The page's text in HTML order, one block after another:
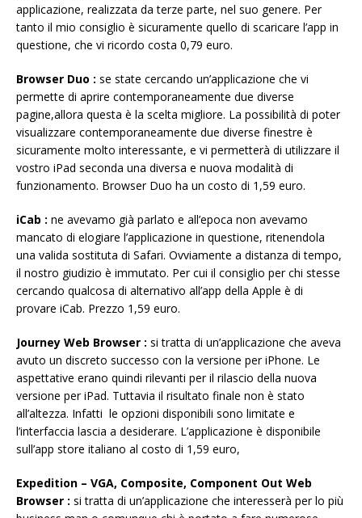
applicazione, realizzata da terze parte, nel suo genere. Per
tanto il mio consiglio è sicuramente quello di scaricare l’app in
questione, che vi ricordo costa 0,79 euro.
Browser Duo : se state cercando un’applicazione che vi
permette di aprire contemporaneamente due diverse
pagine,allora questa è la scelta migliore. La possibilità di poter
visualizzare contemporaneamente due diverse finestre è
sicuramente molto interessante, e vi permetterà di utilizzare il
vostro iPad seconda una diversa e nuova modalità di
funzionamento. Browser Duo ha un costo di 1,59 euro.
iCab : ne avevamo già parlato e all’epoca non avevamo
mancato di elogiare l’applicazione in questione, ritenendola
una valida sostituta di Safari. Ovviamente a distanza di tempo,
il nostro giudizio è immutato. Per cui il consiglio per chi stesse
cercando qualcosa di alternativo all’app della Apple è di
provare iCab. Prezzo 1,59 euro.
Journey Web Browser : si tratta di un’applicazione che aveva
avuto un discreto successo con la versione per iPhone. Le
aspettative erano quindi rilevanti per il rilascio della nuova
versione per iPad. Tuttavia il risultato finale non è stato
all’altezza. Infatti le opzioni disponibili sono limitate e
l’interfaccia lascia a desiderare. L’applicazione è disponibile
sull’app store italiano al costo di 1,59 euro,
Expedition – VGA, Composite, Component Out Web
Browser : si tratta di un’applicazione che interesserà per lo più